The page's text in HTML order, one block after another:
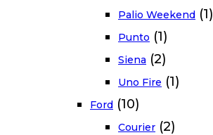
Palio Weekend (1)
Punto (1)
Siena (2)
Uno Fire (1)
Ford (10)
Courier (2)